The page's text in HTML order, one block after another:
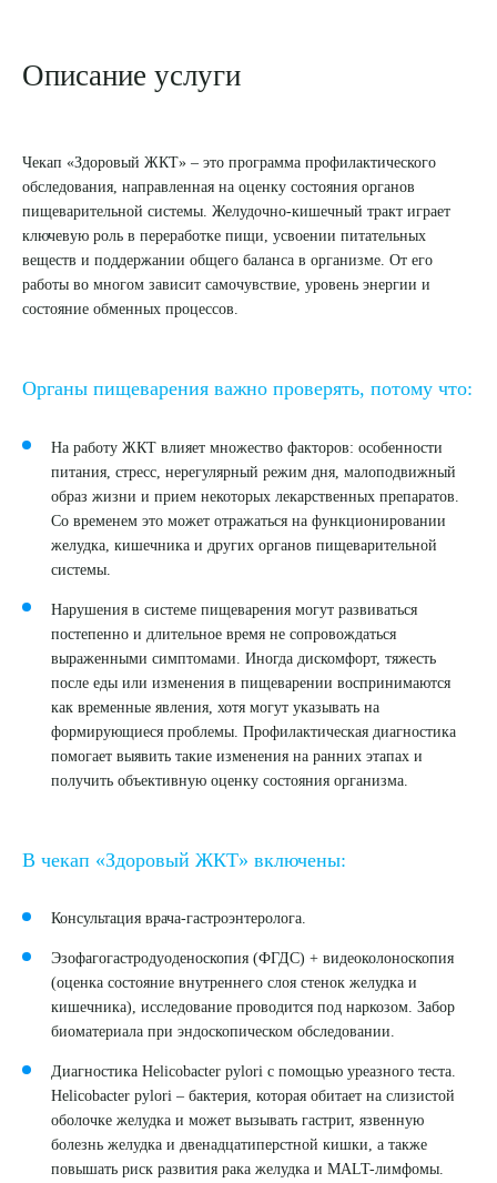
ЗАПИСЬ ОНЛАЙН
Описание услуги
Чекап «Здоровый ЖКТ» – это программа профилактического
обследования, направленная на оценку состояния органов
пищеварительной системы. Желудочно-кишечный тракт играет
ключевую роль в переработке пищи, усвоении питательных
веществ и поддержании общего баланса в организме. От его
работы во многом зависит самочувствие, уровень энергии и
состояние обменных процессов.
Органы пищеварения важно проверять, потому что:
На работу ЖКТ влияет множество факторов: особенности
питания, стресс, нерегулярный режим дня, малоподвижный
образ жизни и прием некоторых лекарственных препаратов.
Со временем это может отражаться на функционировании
желудка, кишечника и других органов пищеварительной
системы.
Нарушения в системе пищеварения могут развиваться
постепенно и длительное время не сопровождаться
выраженными симптомами. Иногда дискомфорт, тяжесть
после еды или изменения в пищеварении воспринимаются
как временные явления, хотя могут указывать на
формирующиеся проблемы. Профилактическая диагностика
помогает выявить такие изменения на ранних этапах и
получить объективную оценку состояния организма.
В чекап «Здоровый ЖКТ» включены:
Консультация врача-гастроэнтеролога.
Эзофагогастродуоденоскопия (ФГДС) + видеоколоноскопия
(оценка состояние внутреннего слоя стенок желудка и
кишечника), исследование проводится под наркозом. Забор
биоматериала при эндоскопическом обследовании.
Диагностика Helicobacter pylori с помощью уреазного теста.
Helicobacter pylori – бактерия, которая обитает на слизистой
оболочке желудка и может вызывать гастрит, язвенную
болезнь желудка и двенадцатиперстной кишки, а также
повышать риск развития рака желудка и MALT-лимфомы.